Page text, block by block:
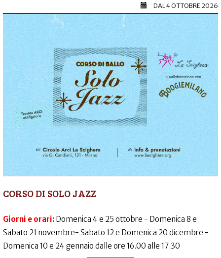
DAL4 OTTOBRE 2026
CORSO DI SOLO JAZZ
Giorni e orari: Domenica 4 e 25 ottobre - Domenica 8 e
Sabato 21 novembre- Sabato 12 e Domenica 20 dicembre -
Domenica 10 e 24 gennaio dalle ore 16.00 alle 17.30